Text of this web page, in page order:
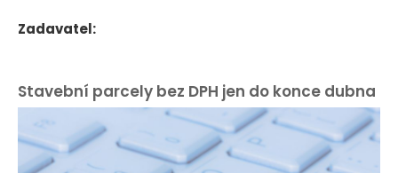
Zadavatel:
Stavební parcely bez DPH jen do konce dubna